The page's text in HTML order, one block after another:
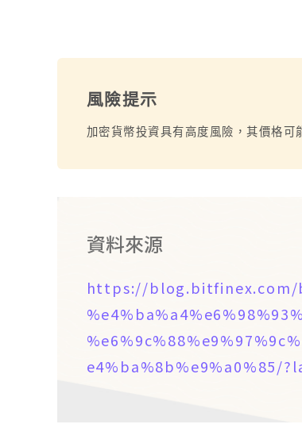
風險提示
加密貨幣投資具有高度風險，其價格可
資料來源
https://
e4%ba%8b%e9%a0%85/